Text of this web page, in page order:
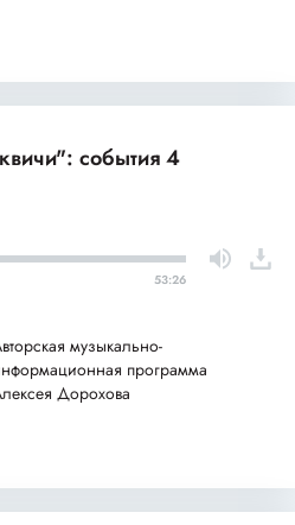
события 4
53:26
музыкально-
программа
Дорохова